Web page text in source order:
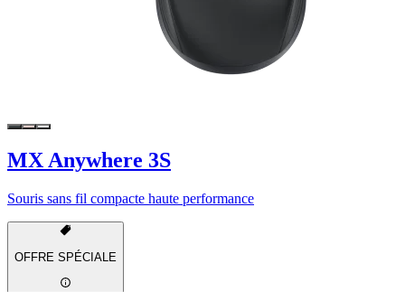
MX Anywhere 3S
Souris sans fil compacte haute performance
OFFRE SPÉCIALE